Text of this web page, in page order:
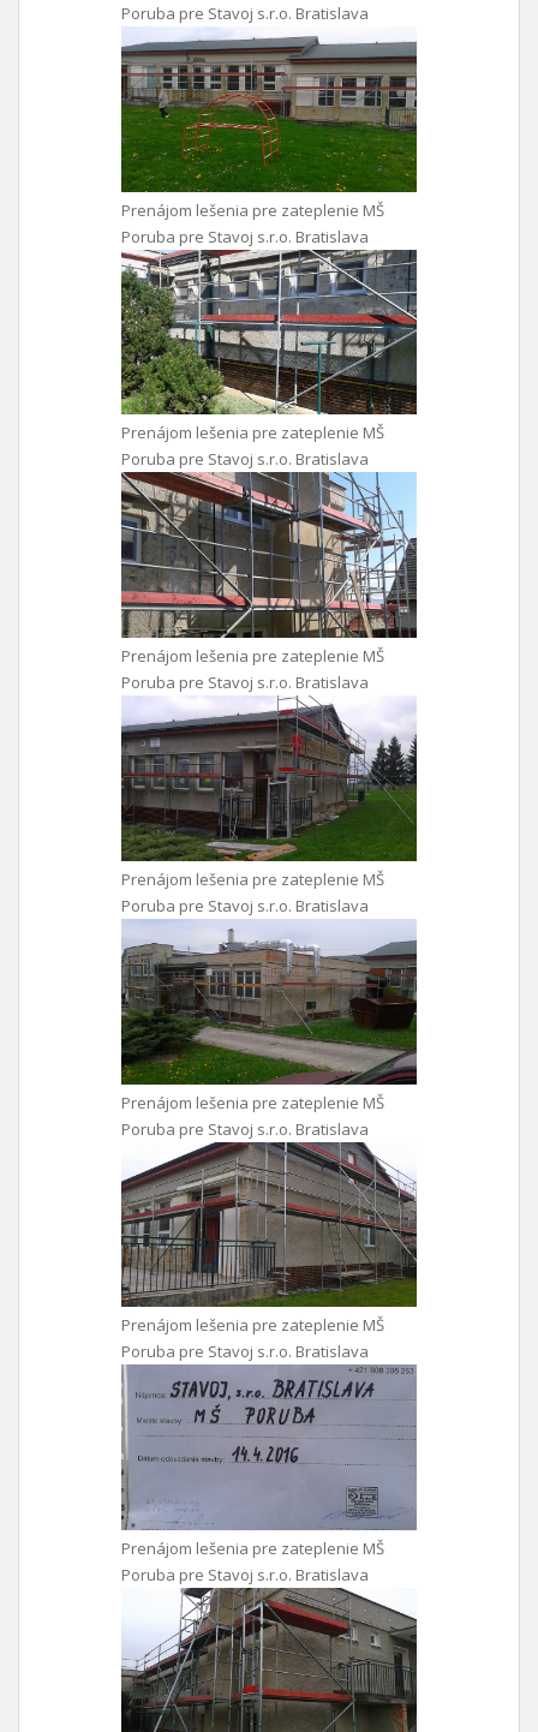
Poruba pre Stavoj s.r.o. Bratislava
Prenájom lešenia pre zateplenie MŠ
Poruba pre Stavoj s.r.o. Bratislava
Prenájom lešenia pre zateplenie MŠ
Poruba pre Stavoj s.r.o. Bratislava
Prenájom lešenia pre zateplenie MŠ
Poruba pre Stavoj s.r.o. Bratislava
Prenájom lešenia pre zateplenie MŠ
Poruba pre Stavoj s.r.o. Bratislava
Prenájom lešenia pre zateplenie MŠ
Poruba pre Stavoj s.r.o. Bratislava
Prenájom lešenia pre zateplenie MŠ
Poruba pre Stavoj s.r.o. Bratislava
Prenájom lešenia pre zateplenie MŠ
Poruba pre Stavoj s.r.o. Bratislava